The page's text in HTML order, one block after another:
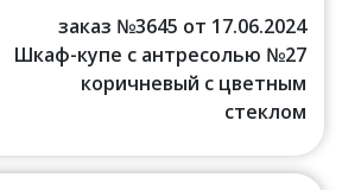
заказ №3645 от 17.06.2024
Шкаф-купе с антресолью №27
коричневый с цветным
стеклом